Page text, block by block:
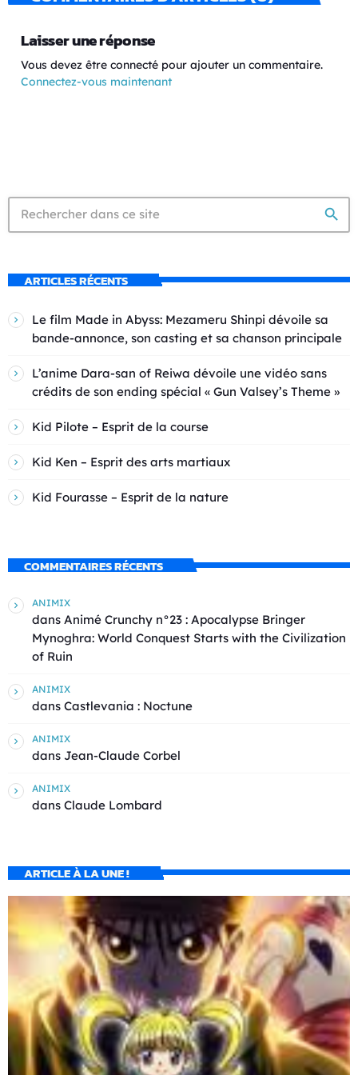
Laisser une réponse
Vous devez être connecté pour ajouter un commentaire.
Connectez-vous maintenant
search
ARTICLES RÉCENTS
Le film Made in Abyss: Mezameru Shinpi dévoile sa
bande-annonce, son casting et sa chanson principale
L’anime Dara-san of Reiwa dévoile une vidéo sans
crédits de son ending spécial « Gun Valsey’s Theme »
Kid Pilote – Esprit de la course
Kid Ken – Esprit des arts martiaux
Kid Fourasse – Esprit de la nature
COMMENTAIRES RÉCENTS
ANIMIX
dans Animé Crunchy n°23 : Apocalypse Bringer
Mynoghra: World Conquest Starts with the Civilization
of Ruin
ANIMIX
dans Castlevania : Noctune
ANIMIX
dans Jean-Claude Corbel
ANIMIX
dans Claude Lombard
ARTICLE À LA UNE !